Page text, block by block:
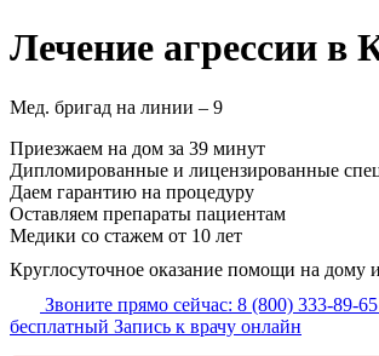
Лечение агрессии в
Мед. бригад на линии – 9
Приезжаем на дом за 39 минут
Дипломированные и лицензированные
Даем гарантию на процедуру
Оставляем препараты пациентам
Медики со стажем от 10 лет
Круглосуточное оказание помощи на дому
Звоните прямо сейчас: 8 (800) 333-89-65
бесплатный Запись к врачу онлайн